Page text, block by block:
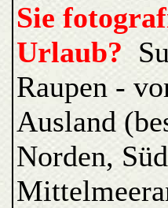
Sie
Urlaub?
Raupen -
Ausland
Norden,